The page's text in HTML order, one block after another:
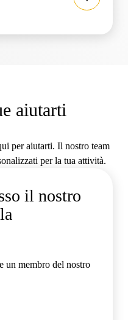
aiutarti
per aiutarti. Il nostro team
per la tua attività.
il nostro
un membro del nostro